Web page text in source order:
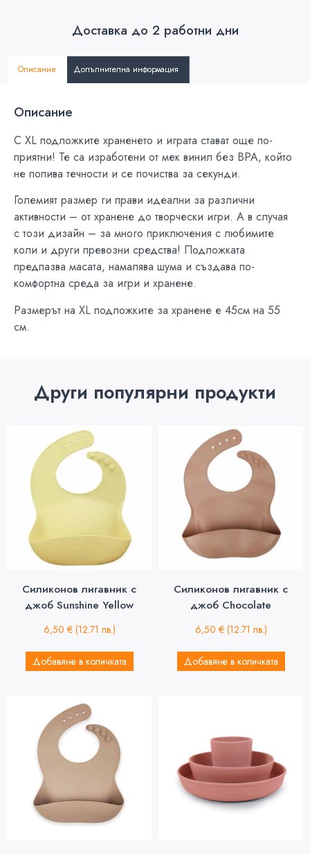
Доставка до 2 работни дни
Описание Допълнителна информация
Описание
С XL подложките храненето и играта стават още по-
приятни! Те са изработени от мек винил без BPA, който
не попива течности и се почиства за секунди.
Големият размер ги прави идеални за различни
активности – от хранене до творчески игри. А в случая
с този дизайн – за много приключения с любимите
коли и други превозни средства! Подложката
предпазва масата, намалява шума и създава по-
комфортна среда за игри и хранене.
Размерът на XL подложките за хранене е 45см на 55
см.
Други популярни продукти
Силиконов лигавник с
джоб Sunshine Yellow
6,50 € (12.71 лв.)
Добавяне в количката
Силиконов лигавник с
джоб Chocolate
6,50 € (12.71 лв.)
Добавяне в количката